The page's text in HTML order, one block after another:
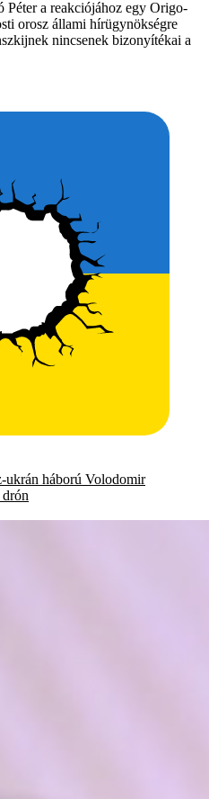
Péter a reakciójához egy Origo-
orosz állami hírügynökségre
nincsenek bizonyítékai a
ukrán háború Volodomir
drón